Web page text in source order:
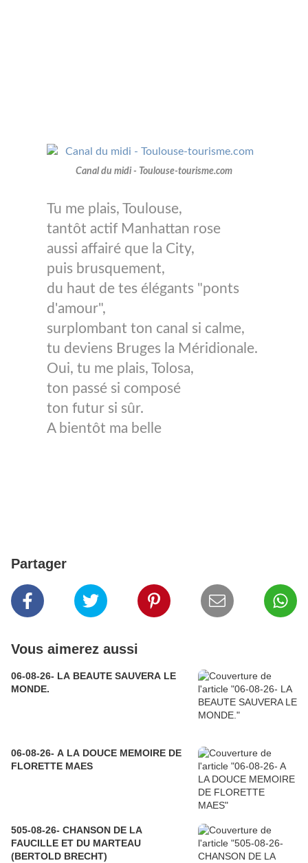
Canal du midi - Toulouse-tourisme.com
Tu me plais, Toulouse,
tantôt actif Manhattan rose
aussi affairé que la City,
puis brusquement,
du haut de tes élégants "ponts
d'amour",
surplombant ton canal si calme,
tu deviens Bruges la Méridionale.
Oui, tu me plais, Tolosa,
ton passé si composé
ton futur si sûr.
A bientôt ma belle
Partager
Vous aimerez aussi
06-08-26- LA BEAUTE SAUVERA LE
MONDE.
06-08-26- A LA DOUCE MEMOIRE DE
FLORETTE MAES
505-08-26- CHANSON DE LA
FAUCILLE ET DU MARTEAU
(BERTOLD BRECHT)